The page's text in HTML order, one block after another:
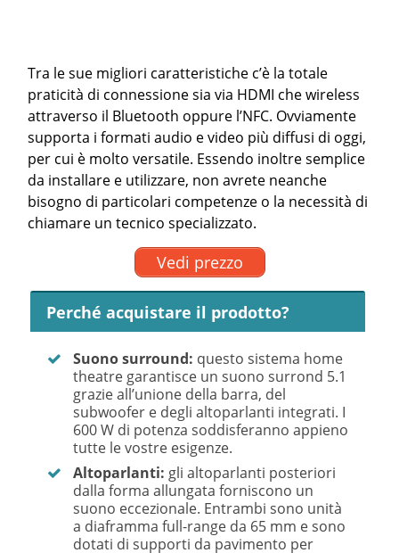
Tra le sue migliori caratteristiche c’è la totale
praticità di connessione sia via HDMI che wireless
attraverso il Bluetooth oppure l’NFC. Ovviamente
supporta i formati audio e video più diffusi di oggi,
per cui è molto versatile. Essendo inoltre semplice
da installare e utilizzare, non avrete neanche
bisogno di particolari competenze o la necessità di
chiamare un tecnico specializzato.
Vedi prezzo
Perché acquistare il prodotto?
Suono surround: questo sistema home
theatre garantisce un suono surrond 5.1
grazie all’unione della barra, del
subwoofer e degli altoparlanti integrati. I
600 W di potenza soddisferanno appieno
tutte le vostre esigenze.
Altoparlanti: gli altoparlanti posteriori
dalla forma allungata forniscono un
suono eccezionale. Entrambi sono unità
a diaframma full-range da 65 mm e sono
dotati di supporti da pavimento per